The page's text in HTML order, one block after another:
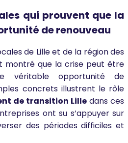
qui prouvent que la
de renouveau
de Lille et de la région des
montré que la crise peut être
véritable opportunité de
concrets illustrent le rôle
de transition Lille dans ces
ont su s’appuyer sur
des périodes difficiles et